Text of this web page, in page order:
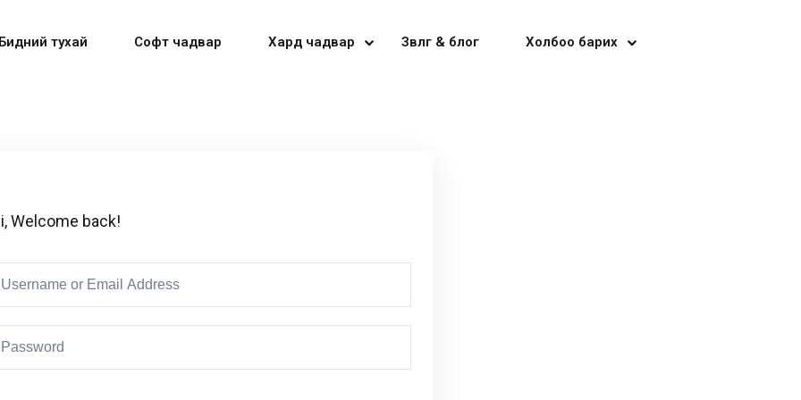
тухай Софт чадвар Хард чадвар Зөвлөгөө & блог Холбоо барих
Welcome back!
Don’t have an account?Sign up